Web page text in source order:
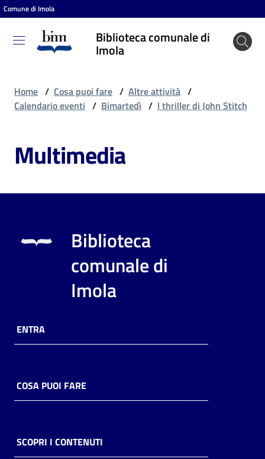
Vai al contenuto
Vai alla navigazione
Vai al footer
Comune di Imola
Biblioteca comunale di
Imola
Biblioteca
comunale
puoi
Risorse
online
Casa
Piani
Home / Cosa puoi fare / Altre attività /
Calendario eventi / Bimartedì / I thriller di John Stitch
Multimedia
Biblioteca
comunale di
Imola
ENTRA
COSA PUOI FARE
SCOPRI I CONTENUTI